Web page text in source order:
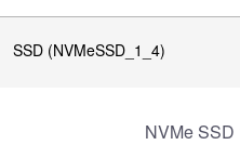
SSD (NVMeSSD_1_4)
NVMe SSD